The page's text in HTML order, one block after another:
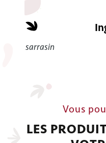
sarrasin
Vous
LES